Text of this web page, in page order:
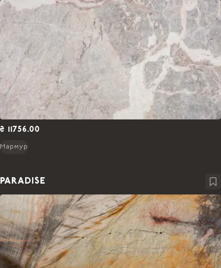
₴ 11756.00
Мармур
PARADISE